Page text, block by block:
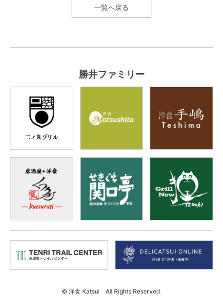
一覧へ戻る
勝井ファミリー
© 洋食 Katsui All Rights Reserved.